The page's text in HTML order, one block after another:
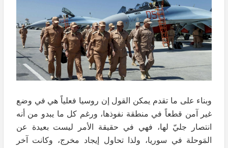
وبناء على ما تقدم يمكن القول إن روسيا فعلياً هي في وضع
غير آمن قطعاً في منطقة نفوذها، ورغم كل ما يبدو من أنه
انتصار جليّ لها، فهي في حقيقة الأمر ليست بعيدة عن
المَوحلة في سوريا، ولذا تحاول إيجاد مخرج، وكانت آخر